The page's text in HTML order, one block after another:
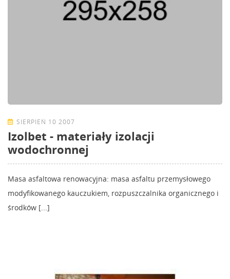
SIERPIEŃ 10 2007
Izolbet - materiały izolacji
wodochronnej
Masa asfaltowa renowacyjna: masa asfaltu przemysłowego
modyfikowanego kauczukiem, rozpuszczalnika organicznego i
środków [...]